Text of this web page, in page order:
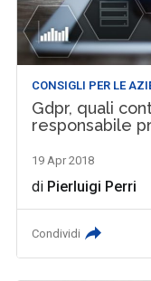
CONSIGLI PER LE
Gdpr, quali
responsabile
19 Apr 2018
di Pierluigi Perri
Condividi